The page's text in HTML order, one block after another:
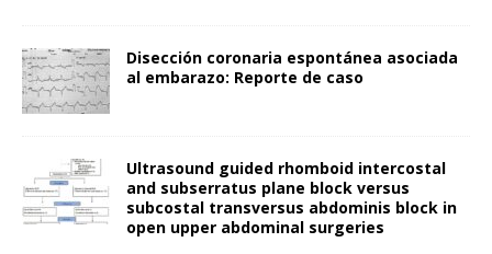
Disección coronaria espontánea asociada
al embarazo: Reporte de caso
Ultrasound guided rhomboid intercostal
and subserratus plane block versus
subcostal transversus abdominis block in
open upper abdominal surgeries